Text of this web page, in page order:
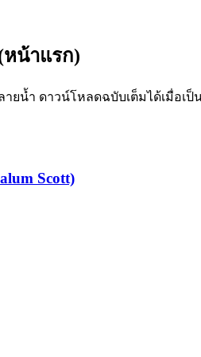
หน้าแรก)
ยน้ำ ดาวน์โหลดฉบับเต็มได้เมื่อเป็
Scott)